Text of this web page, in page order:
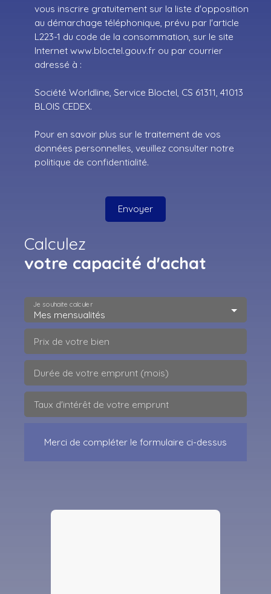
vous inscrire gratuitement sur la liste d'opposition
au démarchage téléphonique, prévu par l'article
L223-1 du code de la consommation, sur le site
Internet www.bloctel.gouv.fr ou par courrier
adressé à :
Société Worldline, Service Bloctel, CS 61311, 41013
BLOIS CEDEX.
Pour en savoir plus sur le traitement de vos
données personnelles, veuillez consulter notre
politique de confidentialité.
Envoyer
Calculez
votre capacité d'achat
Mes mensualités
Je souhaite calculer
Prix de votre bien
Durée de votre emprunt (mois)
Taux d'intérêt de votre emprunt
Merci de compléter le formulaire ci-dessus